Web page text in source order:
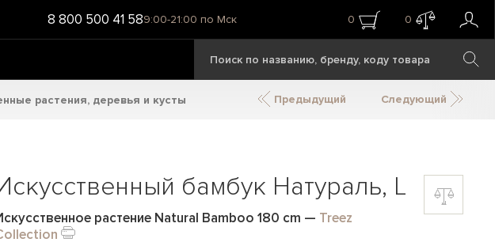
8 800 500 41 589:00-21:00 по Мск 0 0
растения, деревья и кусты Предыдущий Следующий
бамбук Натураль, L
растение Natural Bamboo 180 cm — Treez